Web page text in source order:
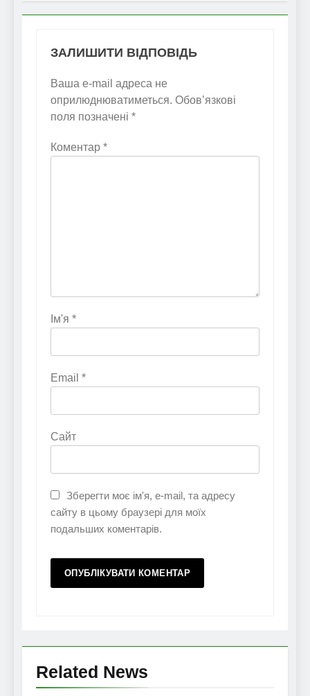
ЗАЛИШИТИ ВІДПОВІДЬ
Ваша e-mail адреса не
оприлюднюватиметься. Обов’язкові
поля позначені *
Коментар *
Ім'я *
Email *
Сайт
Зберегти моє ім'я, e-mail, та адресу
сайту в цьому браузері для моїх
подальших коментарів.
Related News